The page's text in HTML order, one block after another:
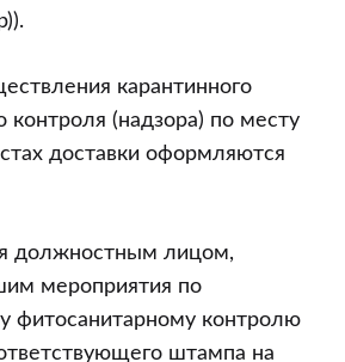
карантинного
контроля (надзора) по месту
доставки оформляются
должностным лицом,
мероприятия по
фитосанитарному контролю
штампа на